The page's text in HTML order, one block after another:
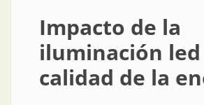
Impacto de la
iluminación
calidad de la